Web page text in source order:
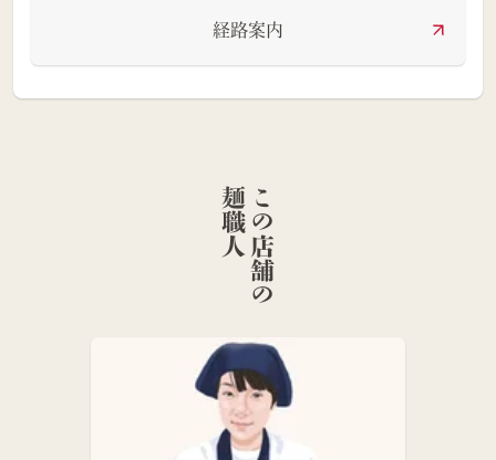
経路案内
こ
の
店
舗
の
麺
職
人